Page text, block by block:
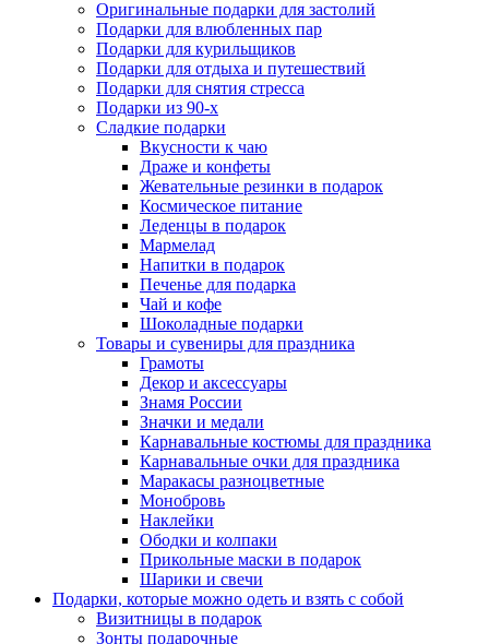
Оригинальные подарки для застолий
Подарки для влюбленных пар
Подарки для курильщиков
Подарки для отдыха и путешествий
Подарки для снятия стресса
Подарки из 90-х
Сладкие подарки
Вкусности к чаю
Драже и конфеты
Жевательные резинки в подарок
Космическое питание
Леденцы в подарок
Мармелад
Напитки в подарок
Печенье для подарка
Чай и кофе
Шоколадные подарки
Товары и сувениры для праздника
Грамоты
Декор и аксессуары
Знамя России
Значки и медали
Карнавальные костюмы для праздника
Карнавальные очки для праздника
Маракасы разноцветные
Монобровь
Наклейки
Ободки и колпаки
Прикольные маски в подарок
Шарики и свечи
Подарки, которые можно одеть и взять с собой
Визитницы в подарок
Зонты подарочные